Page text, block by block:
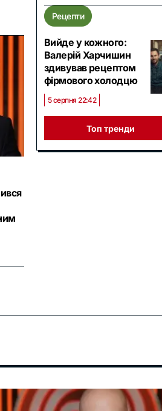
Рецепти
Вийде у кожного:
Валерій Харчишин
здивував рецептом
фірмового холодцю
5 серпня 22:42
Топ тренди